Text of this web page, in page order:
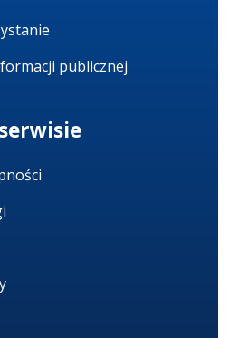
publicznej